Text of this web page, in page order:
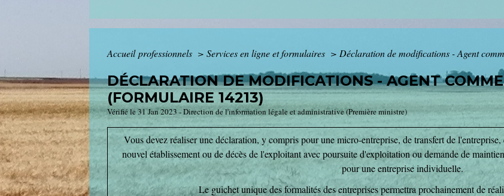
Accueil professionnels > Services en ligne et formulaires > Déclaration de modifications - Agent
DÉCLARATION DE MODIFICATIONS - AGENT
(FORMULAIRE 14213)
Vérifié le 31 Jan 2023 - Direction de l'information légale et administrative (Première ministre)
Vous devez réaliser une déclaration, y compris pour une micro-entreprise, de transfert de
nouvel établissement ou de décès de l'exploitant avec poursuite d'exploitation ou demande de
pour une entreprise individuelle.
Le guichet unique des formalités des entreprises permettra prochainement de